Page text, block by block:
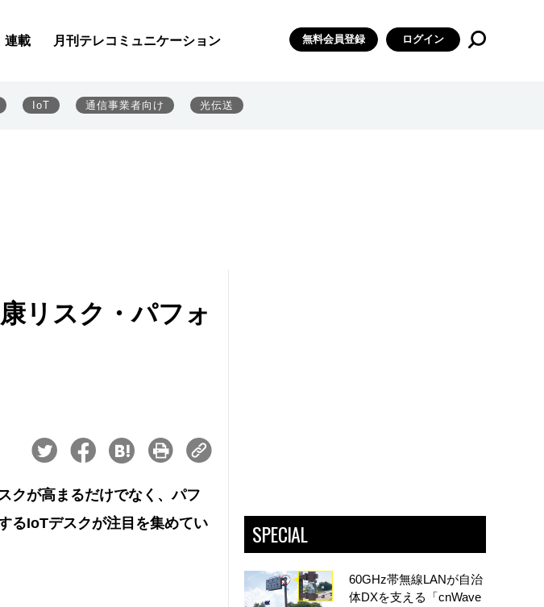
連載 月刊テレコミュニケーション 無料会員登録 ログイン
IoT 通信事業者向け 光伝送
リスク・パフォ
クが高まるだけでなく、パフ
るIoTデスクが注目を集めてい
SPECIAL
60GHz帯無線LANが自治
体DXを支える「cnWave